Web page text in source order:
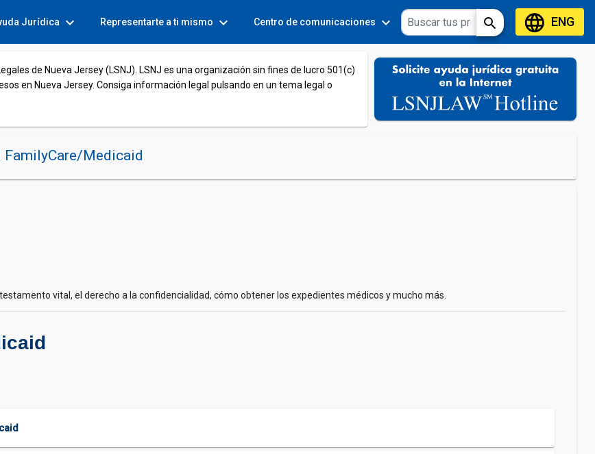
Jurídica expand_more Representarte a ti mismo expand_more Centro de comunicaciones expand_more Toolsexpand_more search languageENG
de Nueva Jersey (LSNJ). LSNJ es una organización sin fines de lucro 501(c)
en Nueva Jersey. Consiga información legal pulsando en un tema legal o
FamilyCare/Medicaid
vital, el derecho a la confidencialidad, cómo obtener los expedientes médicos y mucho más.